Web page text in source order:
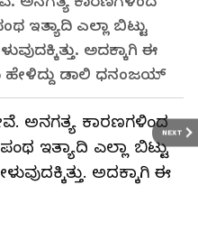
NEXT
ಇತ್ಯಾದಿ ಎಲ್ಲಾ ಬಿಟ್ಟು
ಅದಕ್ಕಾಗಿ ಈ
ಹೇಳಿದ್ದು ಡಾಲಿ ಧನಂಜಯ್‌
ಅನಗತ್ಯ ಕಾರಣಗಳಿಂದ
ಇತ್ಯಾದಿ ಎಲ್ಲಾ ಬಿಟ್ಟು
ಅದಕ್ಕಾಗಿ ಈ